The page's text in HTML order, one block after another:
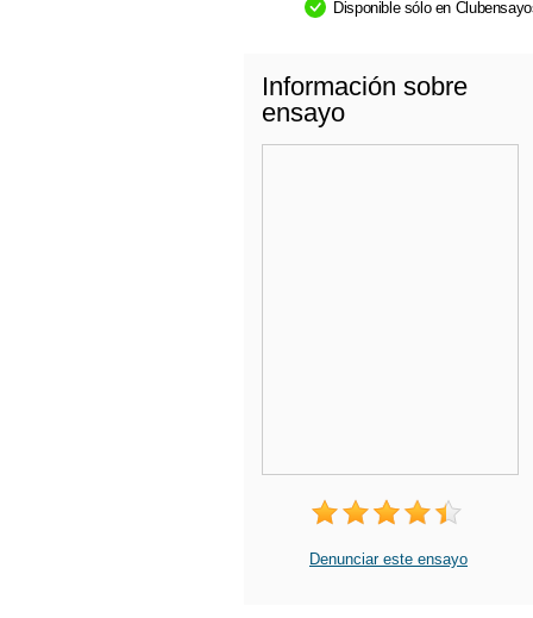
Disponible sólo en
Información sobre
ensayo
Denunciar este ensayo